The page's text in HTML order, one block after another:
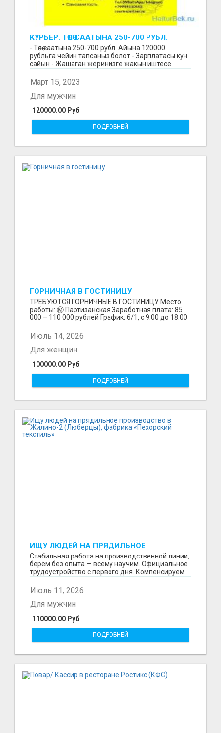
КУРЬЕР. ТӨЛӨӨ СААТЫНА 250-700 РУБЛ.
ЖУМУШ ГРАФИГИ СВОБОДНЫЙ. БЕЗ
ОПЫТА АЛАБЫЗ. ҮЙДҮН ЖАНЫНДА.
- Төлөө саатына 250-700 рубл. Айына 120000
рубльга чейин тапсаныз болот - Зарплатасы кун
сайын - Жашаган жеринизге жакын иштесе
болот - Беке...
Март 15, 2023
120000.00 Руб
Для мужчин
ПОДРОБНЕЙ
ГОРНИЧНАЯ В ГОСТИНИЦУ
ТРЕБУЮТСЯ ГОРНИЧНЫЕ В ГОСТИНИЦУ Место
работы: Ⓜ️ Партизанская Заработная плата: 85
000 – 110 000 рублей График: 6/1, с 9:00 до 18:00
Июль 14, 2026
100000.00 Руб
Для женщин
ПОДРОБНЕЙ
ИЩУ ЛЮДЕЙ НА ПРЯДИЛЬНОЕ
ПРОИЗВОДСТВО В ЖИЛИНО-2
(ЛЮБЕРЦЫ), ФАБРИКА «ПЕХОРСКИЙ
ТЕКСТИЛЬ»
Стабильная работа на производственной линии,
берём без опыта — всему научим. Официальное
трудоустройство с первого дня. Компенсируем
Июль 11, 2026
110000.00 Руб
Для мужчин
ПОДРОБНЕЙ